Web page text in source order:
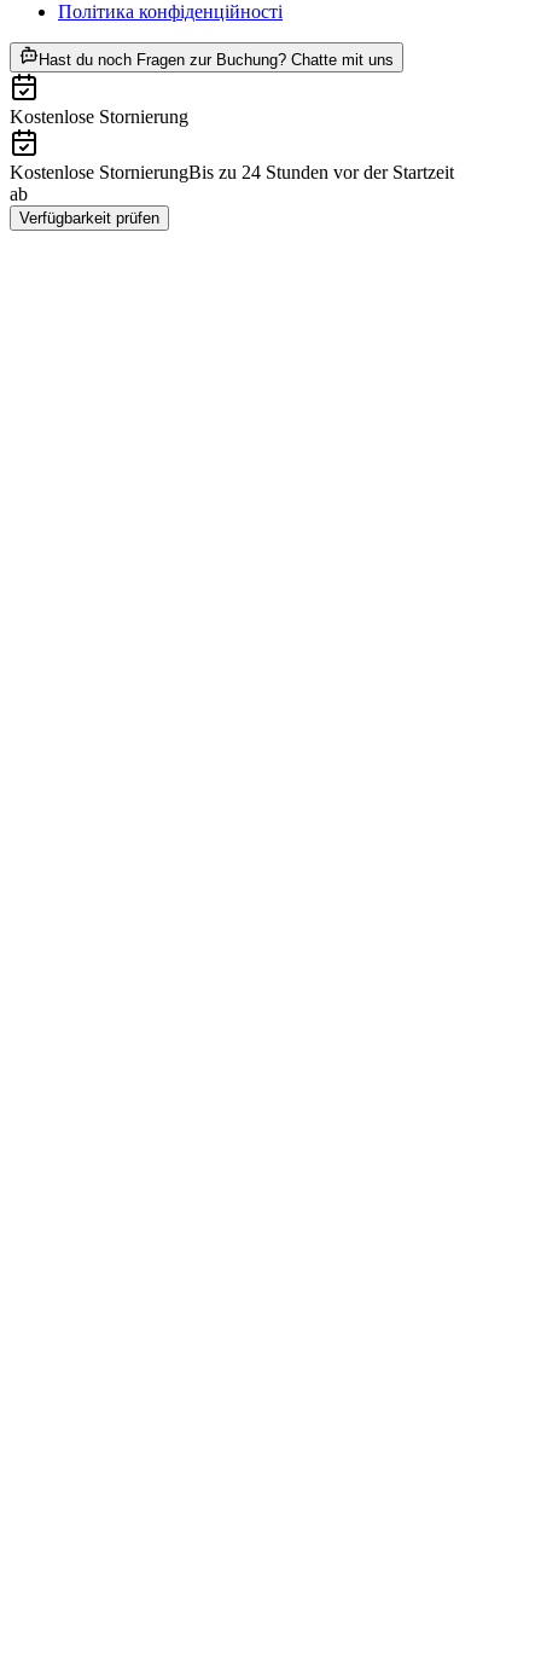
Політика конфіденційності
Hast du noch Fragen zur Buchung? Chatte mit uns
Kostenlose Stornierung
Kostenlose StornierungBis zu 24 Stunden vor der Startzeit
ab
Verfügbarkeit prüfen